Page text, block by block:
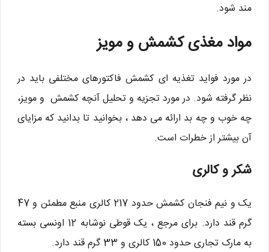
مند شود.
مواد مغذی کشمش و مویز
در مورد فواید تغذیه ای کشمش فاکتورهای مختلفی باید در
نظر گرفته شود. در مورد تجزیه و تحلیل آنچه کشمش و مویز،
چه خوب و چه بد ارائه می دهد ، بخوانید تا بدانید که مزایای
آن بیشتر از خطرات است.
شکر و کالری
یک و نیم فنجان کشمش حدود 217 کالری منبع مطمئن و 47
گرم قند دارد. برای مرجع ، یک قوطی نوشابه 12 اونسی بسته
به مارک تجاری حدود 150 کالری و 33 گرم قند دارد.